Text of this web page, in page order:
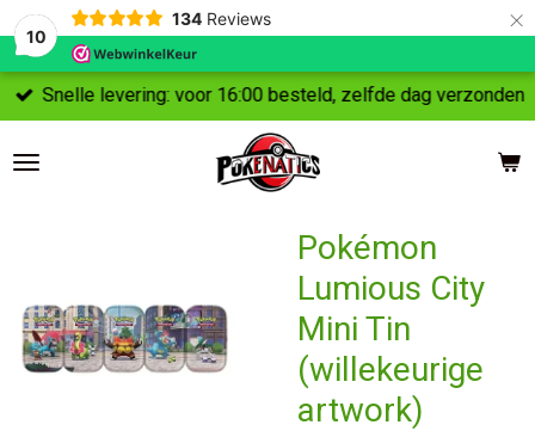
10
134 Reviews ×
Snelle levering: voor 16:00 besteld, zelfde dag verzonden
Pokémon
Lumious City
Mini Tin
(willekeurige
artwork)